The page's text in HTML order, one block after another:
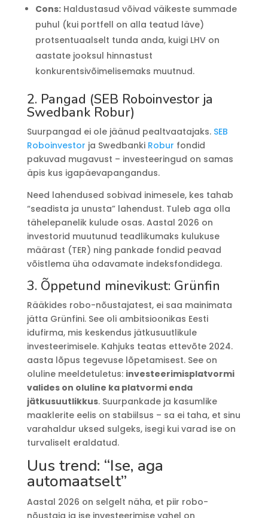
Cons:Haldustasud võivad väikeste summade
puhul (kui portfell on alla teatud läve)
protsentuaalselt tunda anda, kuigi LHV on
aastate jooksul hinnastust
konkurentsivõimelisemaks muutnud.
2. Pangad (SEB Roboinvestor ja
Swedbank Robur)
Suurpangad ei ole jäänud pealtvaatajaks. SEB
Roboinvestor ja Swedbanki Robur fondid
pakuvad mugavust – investeeringud on samas
äpis kus igapäevapangandus.
Need lahendused sobivad inimesele, kes tahab
“seadista ja unusta” lahendust. Tuleb aga olla
tähelepanelik kulude osas. Aastal 2026 on
investorid muutunud teadlikumaks kulukuse
määrast (TER) ning pankade fondid peavad
võistlema üha odavamate indeksfondidega.
3. Õppetund minevikust: Grünfin
Rääkides robo-nõustajatest, ei saa mainimata
jätta Grünfini. See oli ambitsioonikas Eesti
idufirma, mis keskendus jätkusuutlikule
investeerimisele. Kahjuks teatas ettevõte 2024.
aasta lõpus tegevuse lõpetamisest. See on
oluline meeldetuletus: investeerimisplatvormi
valides on oluline ka platvormi enda
jätkusuutlikkus. Suurpankade ja kasumlike
maaklerite eelis on stabiilsus – sa ei taha, et sinu
varahaldur uksed sulgeks, isegi kui varad ise on
turvaliselt eraldatud.
Uus trend: “Ise, aga
automaatselt”
Aastal 2026 on selgelt näha, et piir robo-
nõustaja ja ise investeerimise vahel on